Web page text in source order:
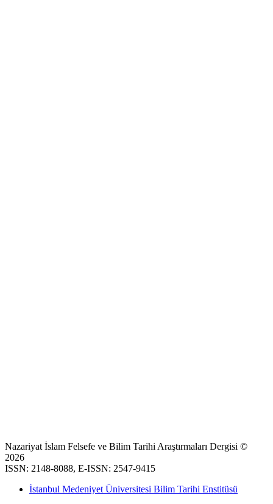
Nazariyat İslam Felsefe ve Bilim Tarihi Araştırmaları Dergisi ©
2026
ISSN: 2148-8088, E-ISSN: 2547-9415
İstanbul Medeniyet Üniversitesi Bilim Tarihi Enstitüsü